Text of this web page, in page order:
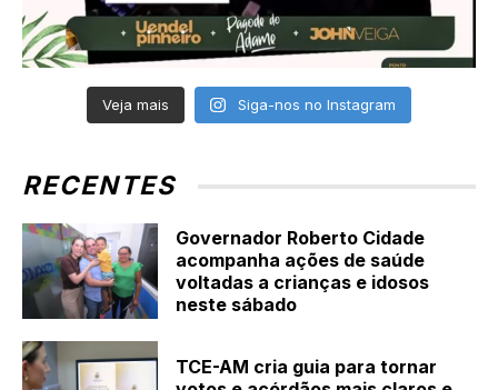
Veja mais Siga-nos no Instagram
RECENTES
Governador Roberto Cidade
acompanha ações de saúde
voltadas a crianças e idosos
neste sábado
TCE-AM cria guia para tornar